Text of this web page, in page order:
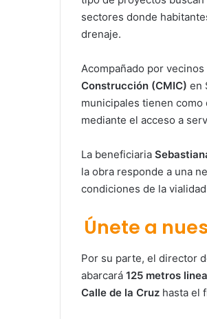
sectores donde
drenaje.
Acompañado por
Construcción (CMIC) en
municipales tienen
mediante el acceso a
La beneficiaria
la obra responde a una
condiciones de la
Únete a
Por su parte, el director
abarcará 125 metros
Calle de la Cruz hasta el